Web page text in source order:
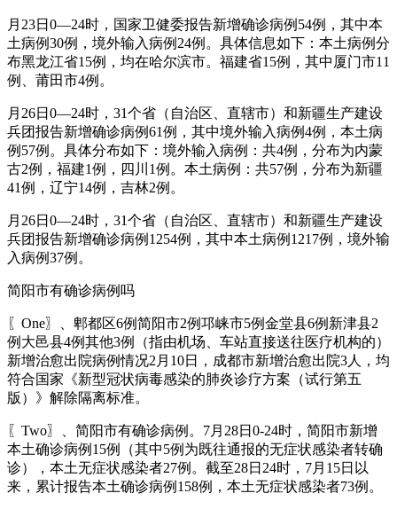
月23日0—24时，国家卫健委报告新增确诊病例54例，其中本
土病例30例，境外输入病例24例。具体信息如下：本土病例分
布黑龙江省15例，均在哈尔滨市。福建省15例，其中厦门市11
例、莆田市4例。
月26日0—24时，31个省（自治区、直辖市）和新疆生产建设
兵团报告新增确诊病例61例，其中境外输入病例4例，本土病
例57例。具体分布如下：境外输入病例：共4例，分布为内蒙
古2例，福建1例，四川1例。本土病例：共57例，分布为新疆
41例，辽宁14例，吉林2例。
月26日0—24时，31个省（自治区、直辖市）和新疆生产建设
兵团报告新增确诊病例1254例，其中本土病例1217例，境外输
入病例37例。
简阳市有确诊病例吗
〖One〗、郫都区6例简阳市2例邛崃市5例金堂县6例新津县2
例大邑县4例其他3例（指由机场、车站直接送往医疗机构的）
新增治愈出院病例情况2月10日，成都市新增治愈出院3人，均
符合国家《新型冠状病毒感染的肺炎诊疗方案（试行第五
版）》解除隔离标准。
〖Two〗、简阳市有确诊病例。7月28日0-24时，简阳市新增
本土确诊病例15例（其中5例为既往通报的无症状感染者转确
诊），本土无症状感染者27例。截至28日24时，7月15日以
来，累计报告本土确诊病例158例，本土无症状感染者73例。